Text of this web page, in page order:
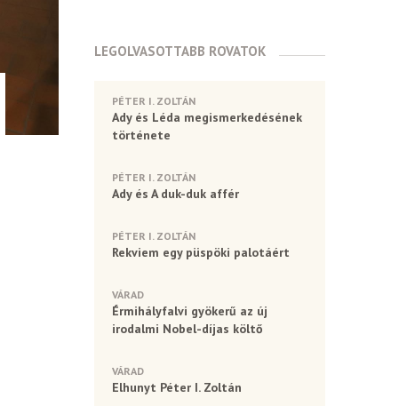
LEGOLVASOTTABB ROVATOK
PÉTER I. ZOLTÁN
Ady és Léda megismerkedésének
története
PÉTER I. ZOLTÁN
Ady és A duk-duk affér
PÉTER I. ZOLTÁN
Rekviem egy püspöki palotáért
VÁRAD
Érmihályfalvi gyökerű az új
irodalmi Nobel-díjas költő
VÁRAD
Elhunyt Péter I. Zoltán